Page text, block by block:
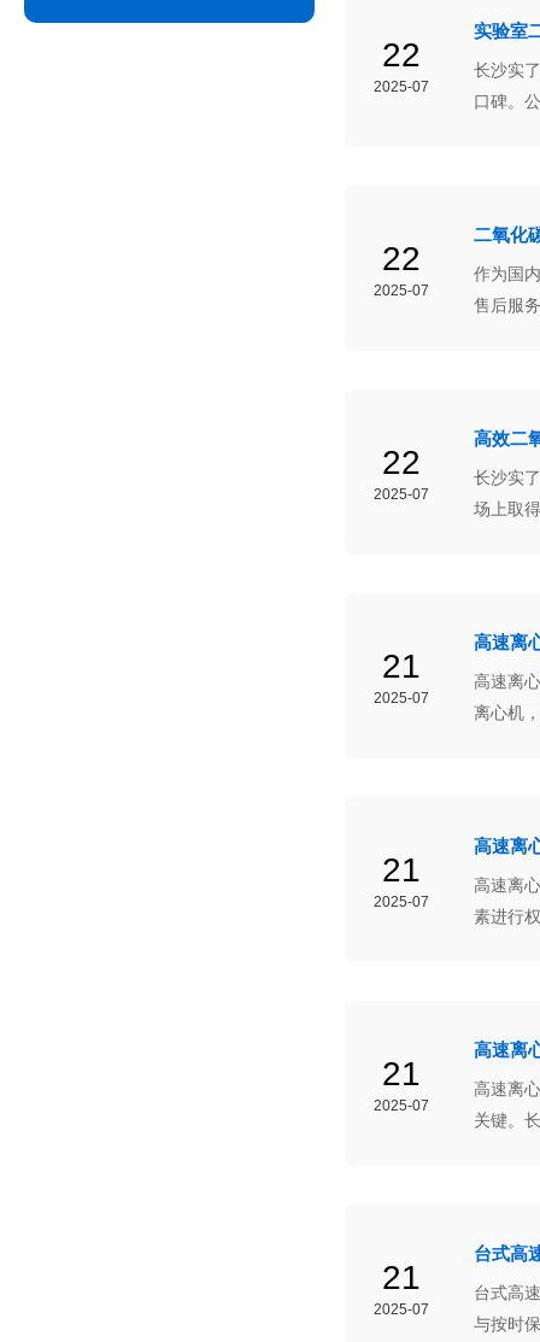
22
2025-07
实验室
长沙实
口碑。
22
2025-07
二氧化
作为国
售后服
22
2025-07
高效二
长沙实
场上取
21
2025-07
高速离
高速离
离心机
21
2025-07
高速离
高速离
素进行
21
2025-07
高速离
高速离
关键。
21
2025-07
台式高
台式高
与按时